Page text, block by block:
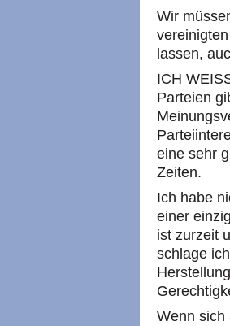
Wir
lassen,
ICH
Parteien
eine sehr
Zeiten.
Ich habe
einer
ist zurzeit
schlage
Wenn sich